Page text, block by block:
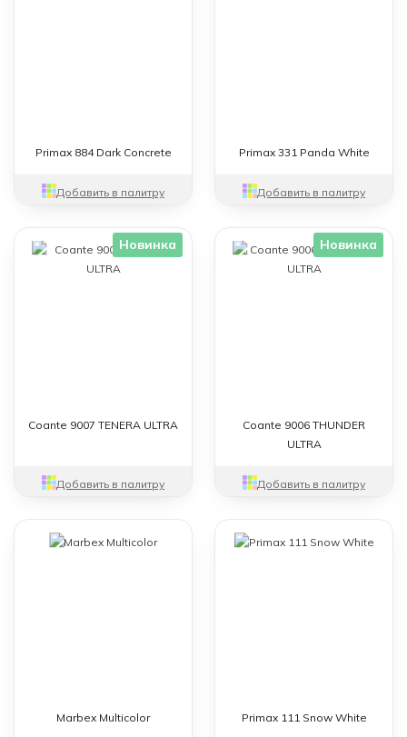
Primax 884 Dark Concrete
Добавить в палитру
Primax 331 Panda White
Добавить в палитру
Новинка
Coante 9007 TENERA ULTRA
Добавить в палитру
Новинка
Coante 9006 THUNDER
ULTRA
Добавить в палитру
Marbex Multicolor Primax 111 Snow White